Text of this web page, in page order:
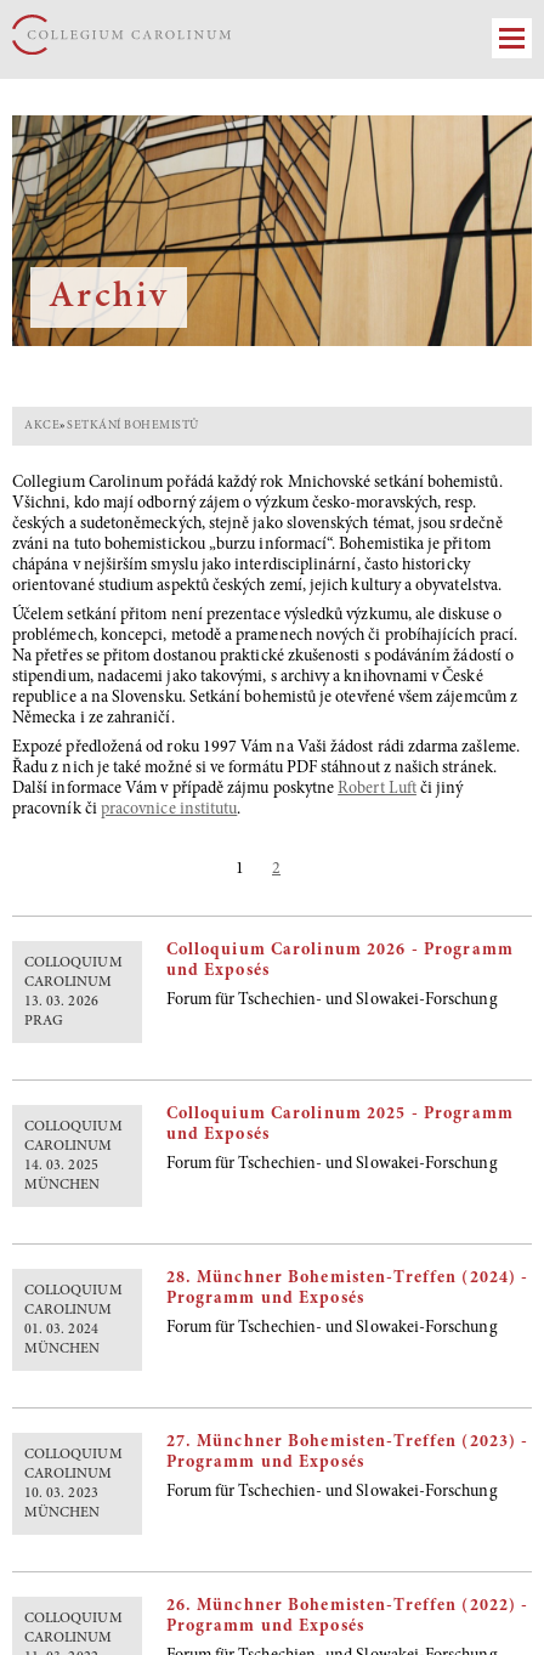
Archiv
AKCE» SETKÁNÍ BOHEMISTŮ
Collegium Carolinum pořádá každý rok Mnichovské setkání bohemistů.
Všichni, kdo mají odborný zájem o výzkum česko-moravských, resp.
českých a sudetoněmeckých, stejně jako slovenských témat, jsou srdečně
zváni na tuto bohemistickou „burzu informací“. Bohemistika je přitom
chápána v nejširším smyslu jako interdisciplinární, často historicky
orientované studium aspektů českých zemí, jejich kultury a obyvatelstva.
Účelem setkání přitom není prezentace výsledků výzkumu, ale diskuse o
problémech, koncepci, metodě a pramenech nových či probíhajících prací.
Na přetřes se přitom dostanou praktické zkušenosti s podáváním žádostí o
stipendium, nadacemi jako takovými, s archivy a knihovnami v České
republice a na Slovensku. Setkání bohemistů je otevřené všem zájemcům z
Německa i ze zahraničí.
Expozé předložená od roku 1997 Vám na Vaši žádost rádi zdarma zašleme.
Řadu z nich je také možné si ve formátu PDF stáhnout z našich stránek.
Další informace Vám v případě zájmu poskytneRobert Luftči jiný
pracovník či pracovnice institutu.
1 2
COLLOQUIUM
CAROLINUM
13. 03. 2026
PRAG
Colloquium Carolinum 2026 - Programm
und Exposés
Forum für Tschechien- und Slowakei-Forschung
COLLOQUIUM
CAROLINUM
14. 03. 2025
MÜNCHEN
Colloquium Carolinum 2025 - Programm
und Exposés
Forum für Tschechien- und Slowakei-Forschung
COLLOQUIUM
CAROLINUM
01. 03. 2024
MÜNCHEN
28. Münchner Bohemisten-Treffen (2024) -
Programm und Exposés
Forum für Tschechien- und Slowakei-Forschung
COLLOQUIUM
CAROLINUM
10. 03. 2023
MÜNCHEN
27. Münchner Bohemisten-Treffen (2023) -
Programm und Exposés
Forum für Tschechien- und Slowakei-Forschung
COLLOQUIUM
CAROLINUM
26. Münchner Bohemisten-Treffen (2022) -
Programm und Exposés